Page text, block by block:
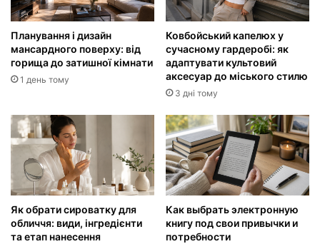
Планування і дизайн
мансардного поверху: від
горища до затишної кімнати
1 день тому
Ковбойський капелюх у
сучасному гардеробі: як
адаптувати культовий
аксесуар до міського стилю
3 дні тому
Як обрати сироватку для
обличчя: види, інгредієнти
та етап нанесення
Как выбрать электронную
книгу под свои привычки и
потребности